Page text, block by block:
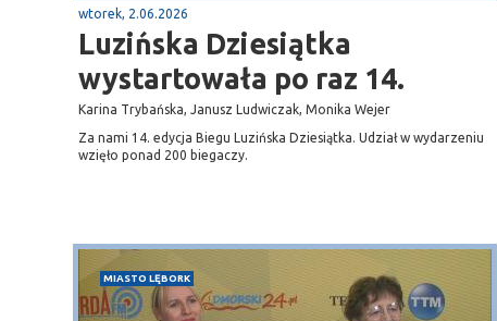
wtorek, 2.06.2026
Luzińska Dziesiątka
wystartowała po raz 14.
Karina Trybańska, Janusz Ludwiczak, Monika Wejer
Za nami 14. edycja Biegu Luzińska Dziesiątka. Udział w wydarzeniu
wzięło ponad 200 biegaczy.
MIASTO LĘBORK